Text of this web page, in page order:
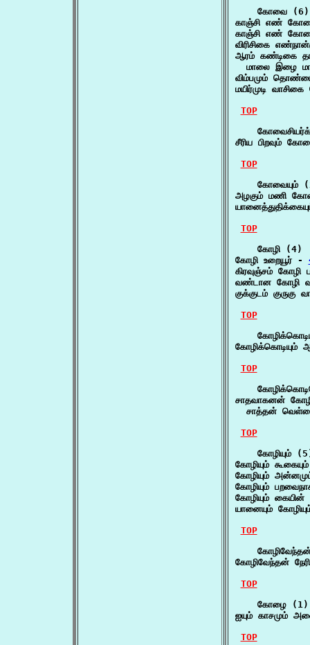
    கோவை (6)
காஞ்சி எண்
காஞ்சி எண்
விரிசிகை
ஆரம் கண்டிகை
மாலை இழை
விம்பமும்
மயிர்முடி
TOP
சீரிய பிறவும்
TOP
கோவையும்
அழகும் மணி
TOP
    கோழி (4)
கோழி உறையூர் -
கிரவுஞ்சம்
வண்டான கோழி
குக்குடம்
TOP
TOP
சாதவாகனன்
சாத்தன்
TOP
கோழியும்
கோழியும்
கோழியும்
கோழியும்
கோழியும்
யானையும்
TOP
கோழிவேந்தன்
TOP
    கோழை (1)
ஐயும் காசமும்
TOP